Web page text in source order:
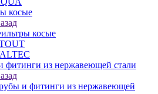
косые
косые
фитинги из нержавеющей стали
и фитинги из нержавеющей